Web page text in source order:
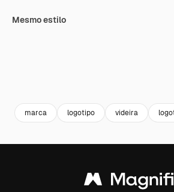
Mesmo estilo
marca logotipo videira